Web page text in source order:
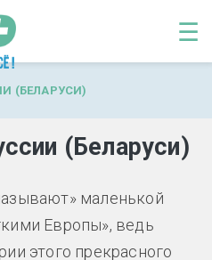
☰
(БЕЛАРУСИ)
(Беларуси)
маленькой
Европы», ведь
этого прекрасного